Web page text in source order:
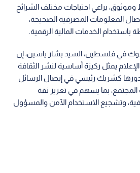
يراعي احتياجات مختلف الشرائح
المعلومات المصرفية الصحيحة،
باستخدام الخدمات المالية الرقمية.
في فلسطين، السيد بشار ياسين، إن
يمثل ركيزة أساسية لنشر الثقافة
لدورها كشريك رئيسي في إيصال الرسائل
المجتمع، بما يسهم في تعزيز ثقة
وتشجيع الاستخدام الآمن والمسؤول